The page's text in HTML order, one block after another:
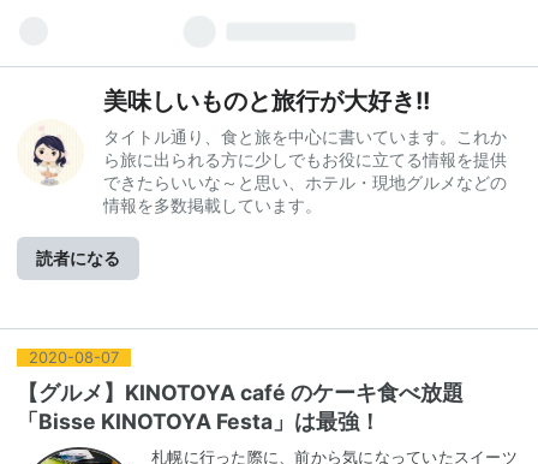
美味しいものと旅行が大好き!!
タイトル通り、食と旅を中心に書いています。これか
ら旅に出られる方に少しでもお役に立てる情報を提供
できたらいいな～と思い、ホテル・現地グルメなどの
情報を多数掲載しています。
読者になる
2020-08-07
【グルメ】KINOTOYA café のケーキ食べ放題
「Bisse KINOTOYA Festa」は最強！
札幌に行った際に、前から気になっていたスイーツ